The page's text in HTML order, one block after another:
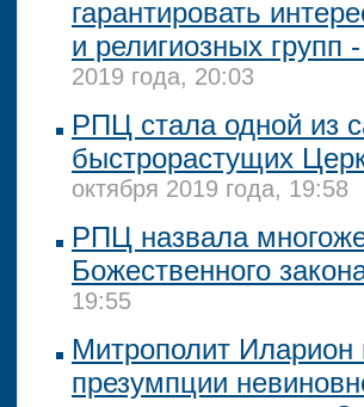
гарантировать
и религиозных групп
2019 года, 20:03
РПЦ стала одной из
быстрорастущих
октября 2019 года, 19:58
РПЦ назвала
Божественного
19:55
Митрополит Иларион
презумпции